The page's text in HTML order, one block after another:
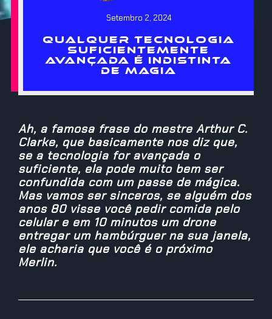
Setembro 2, 2024
QUALQUER TECNOLOGIA
SUFICIENTEMENTE
AVANÇADA É INDISTINTA
DE MAGIA
Ah, a famosa frase do mestre Arthur C.
Clarke, que basicamente nos diz que,
se a tecnologia for avançada o
suficiente, ela pode muito bem ser
confundida com um passe de mágica.
Mas vamos ser sinceros, se alguém dos
anos 80 visse você pedir comida pelo
celular e em 10 minutos um drone
entregar um hambúrguer na sua janela,
ele acharia que você é o próximo
Merlin.